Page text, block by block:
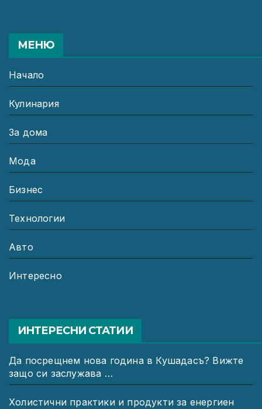
МЕНЮ
Начало
Кулинария
За дома
Мода
Бизнес
Технологии
Авто
Интересно
ИНТЕРЕСНИ СТАТИИ
Да посрещнем нова година в Кушадасъ? Вижте
защо си заслужава …
Холистични практики и продукти за енергиен